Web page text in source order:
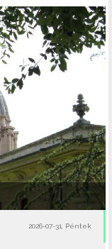
2026-07-31, Péntek